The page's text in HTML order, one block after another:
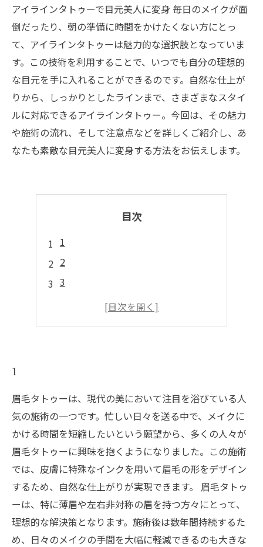
アイラインタトゥーで目元美人に変身 毎日のメイクが面
倒だったり、朝の準備に時間をかけたくない方にとっ
て、アイラインタトゥーは魅力的な選択肢となっていま
す。この技術を利用することで、いつでも自分の理想的
な目元を手に入れることができるのです。自然な仕上が
りから、しっかりとしたラインまで、さまざまなスタイ
ルに対応できるアイラインタトゥー。今回は、その魅力
や施術の流れ、そして注意点などを詳しくご紹介し、あ
なたも素敵な目元美人に変身する方法をお伝えします。
目次
1
2
3
1
眉毛タトゥーは、現代の美において注目を浴びている人
気の施術の一つです。忙しい日々を送る中で、メイクに
かける時間を短縮したいという願望から、多くの人々が
眉毛タトゥーに興味を抱くようになりました。この施術
では、皮膚に特殊なインクを用いて眉毛の形をデザイン
するため、自然な仕上がりが実現できます。 眉毛タトゥ
ーは、特に薄眉や左右非対称の眉を持つ方々にとって、
理想的な解決策となります。施術後は数年間持続するた
め、日々のメイクの手間を大幅に軽減できるのも大きな